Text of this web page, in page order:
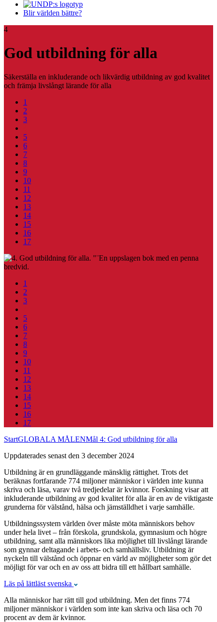
Blir världen bättre?
4
God utbildning för alla
Säkerställa en inkluderande och likvärdig utbildning av god kvalitet
och främja livslångt lärande för alla
1
2
3
5
6
7
8
9
10
11
12
13
14
15
16
17
1
2
3
5
6
7
8
9
10
11
12
13
14
15
16
17
StartGLOBALA MÅLENMål 4: God utbildning för alla
Uppdaterades senast den 3 december 2024
Utbildning är en grundläggande mänsklig rättighet. Trots det
beräknas fortfarande 774 miljoner människor i världen inte kunna
skriva och läsa, varav två tredjedelar är kvinnor. Forskning visar att
inkluderande utbildning av god kvalitet för alla är en av de viktigaste
grunderna för välstånd, hälsa och jämställdhet i varje samhälle.
Utbildningssystem världen över måste möta människors behov
under hela livet – från förskola, grundskola, gymnasium och högre
utbildning, samt alla människors lika möjlighet till livslångt lärande
som gynnar deltagande i arbets- och samhällsliv. Utbildning är
nyckeln till välstånd och öppnar en värld av möjligheter som gör det
möjligt för var och en av oss att bidra till ett hållbart samhälle.
Läs på lättläst svenska
Alla människor har rätt till god utbildning. Men det finns 774
miljoner människor i världen som inte kan skriva och läsa och 70
procent av dem är kvinnor.